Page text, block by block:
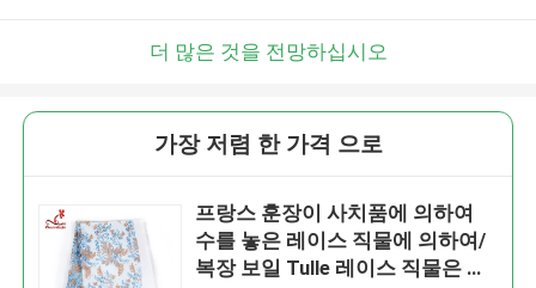
더 많은 것을 전망하십시오
가장 저렴 한 가격 으로
프랑스 훈장이 사치품에 의하여
수를 놓은 레이스 직물에 의하여/
복장 보일 Tulle 레이스 직물은 꽃